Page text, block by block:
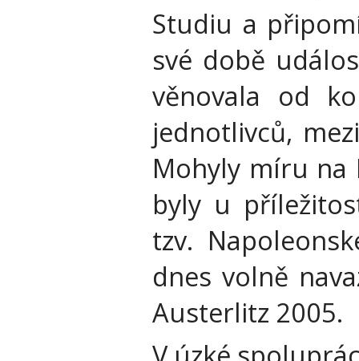
Studiu a
své době
věnovala od
jednotlivců,
Mohyly míru na
byly u
tzv.
dnes volně
Austerlitz 2005.